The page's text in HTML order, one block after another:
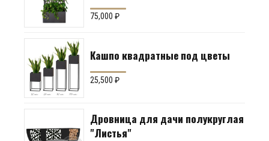
75,000₽
Кашпо квадратные под цветы
25,500₽
Дровница для дачи полукруглая
"Листья"